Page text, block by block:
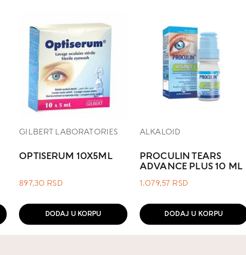
GILBERT LABORATORIES
OPTISERUM 10X5ML
897,30 RSD
DODAJ U KORPU
ALKALOID
PROCULIN TEARS
ADVANCE PLUS 10 ML
1.079,57 RSD
DODAJ U KORPU